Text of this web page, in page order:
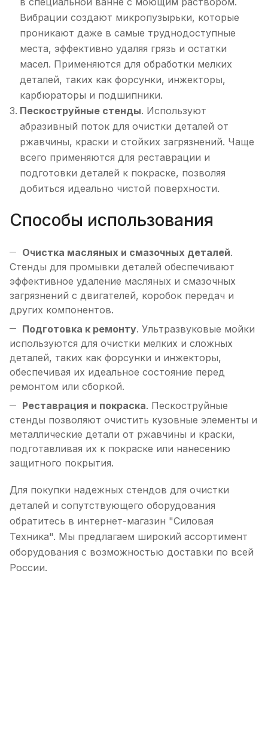
Вибрации создают микропузырьки, которые
проникают даже в самые труднодоступные
места, эффективно удаляя грязь и остатки
масел. Применяются для обработки мелких
деталей, таких как форсунки, инжекторы,
карбюраторы и подшипники.
Пескоструйные стенды. Используют
абразивный поток для очистки деталей от
ржавчины, краски и стойких загрязнений. Чаще
всего применяются для реставрации и
подготовки деталей к покраске, позволяя
добиться идеально чистой поверхности.
Способы использования
Очистка масляных и смазочных деталей.
Стенды для промывки деталей обеспечивают
эффективное удаление масляных и смазочных
загрязнений с двигателей, коробок передач и
других компонентов.
Подготовка к ремонту. Ультразвуковые мойки
используются для очистки мелких и сложных
деталей, таких как форсунки и инжекторы,
обеспечивая их идеальное состояние перед
ремонтом или сборкой.
Реставрация и покраска. Пескоструйные
стенды позволяют очистить кузовные элементы и
металлические детали от ржавчины и краски,
подготавливая их к покраске или нанесению
защитного покрытия.
Для покупки надежных стендов для очистки
деталей и сопутствующего оборудования
обратитесь в интернет-магазин "Силовая
Техника". Мы предлагаем широкий ассортимент
оборудования с возможностью доставки по всей
России.